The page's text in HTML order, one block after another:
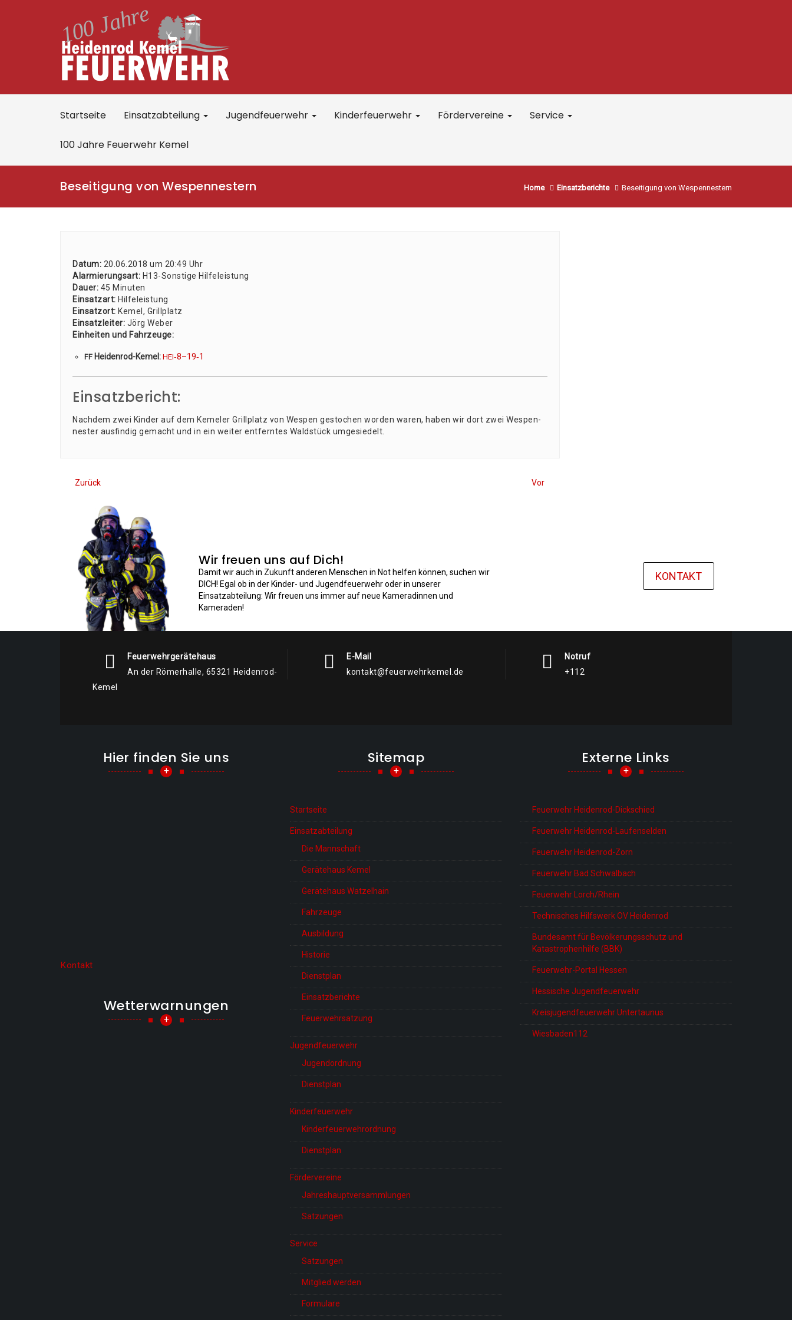
Startseite Einsatzabteilung Jugendfeuerwehr Kinderfeuerwehr Fördervereine Service
100 Jahre Feuerwehr Kemel
Beseitigung von Wespennestern Home Einsatzberichte Beseitigung von Wespennestern
Datum: 20.06.2018 um 20:49 Uhr
Alar­mie­rungs­art: H13-Sons­ti­ge Hil­fe­leis­tung
Dau­er: 45 Minu­ten
Ein­satz­art: Hil­fe­leis­tung
Ein­satz­ort: Kemel, Grill­platz
Ein­satz­lei­ter: Jörg Weber
Ein­hei­ten und Fahr­zeu­ge:
FF Hei­den­rod-Kemel: HEI‑8–19‑1
Einsatzbericht:
Nach­dem zwei Kin­der auf dem Keme­l­er Grill­platz von Wes­pen gesto­chen wor­den waren, haben wir dort zwei Wes­pen­
nes­ter aus­fin­dig gemacht und in ein wei­ter ent­fern­tes Wald­stück umgesiedelt.
Zurück Vor
Wir freuen uns auf Dich!
Damit wir auch in Zukunft anderen Menschen in Not helfen können, suchen wir
DICH! Egal ob in der Kinder- und Jugendfeuerwehr oder in unserer
Einsatzabteilung: Wir freuen uns immer auf neue Kameradinnen und
Kameraden!
KONTAKT
Feuerwehrgerätehaus
An der Römerhalle, 65321 Heidenrod-
Kemel
E-Mail
kontakt@feuerwehrkemel.de
Notruf
+112
Hier finden Sie uns
+
Kontakt
Wetterwarnungen
+
Sitemap
+
Startseite
Einsatzabteilung
Die Mannschaft
Gerätehaus Kemel
Gerätehaus Watzelhain
Fahrzeuge
Ausbildung
Historie
Dienstplan
Einsatzberichte
Feuerwehrsatzung
Jugendfeuerwehr
Jugendordnung
Dienstplan
Kinderfeuerwehr
Kinderfeuerwehrordnung
Dienstplan
Fördervereine
Jahreshauptversammlungen
Satzungen
Service
Satzungen
Mitglied werden
Formulare
Externe Links
+
Feuerwehr Heidenrod-Dickschied
Feuerwehr Heidenrod-Laufenselden
Feuerwehr Heidenrod-Zorn
Feuerwehr Bad Schwalbach
Feuerwehr Lorch/Rhein
Technisches Hilfswerk OV Heidenrod
Bundesamt für Bevölkerungsschutz und
Katastrophenhilfe (BBK)
Feuerwehr-Portal Hessen
Hessische Jugendfeuerwehr
Kreisjugendfeuerwehr Untertaunus
Wiesbaden112